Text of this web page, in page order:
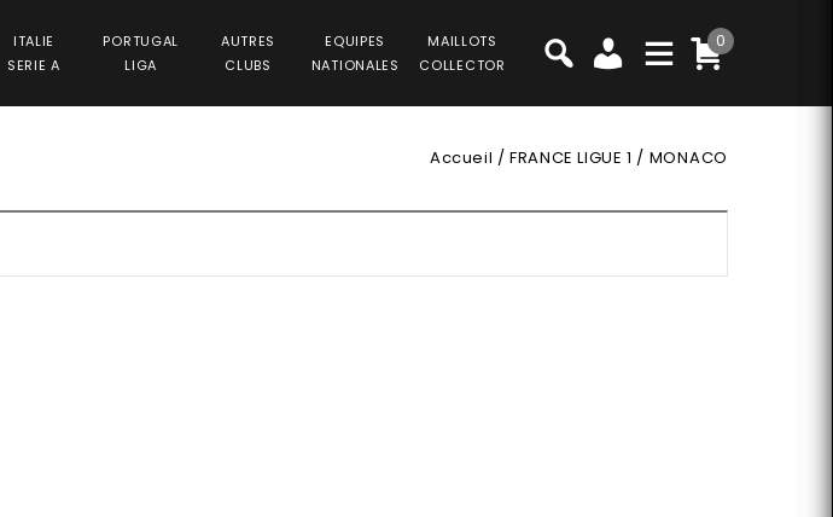
ITALIE
SERIE A
PORTUGAL
LIGA
AUTRES
CLUBS
EQUIPES
NATIONALES
MAILLOTS
COLLECTOR
0
Accueil /FRANCE LIGUE 1 / MONACO